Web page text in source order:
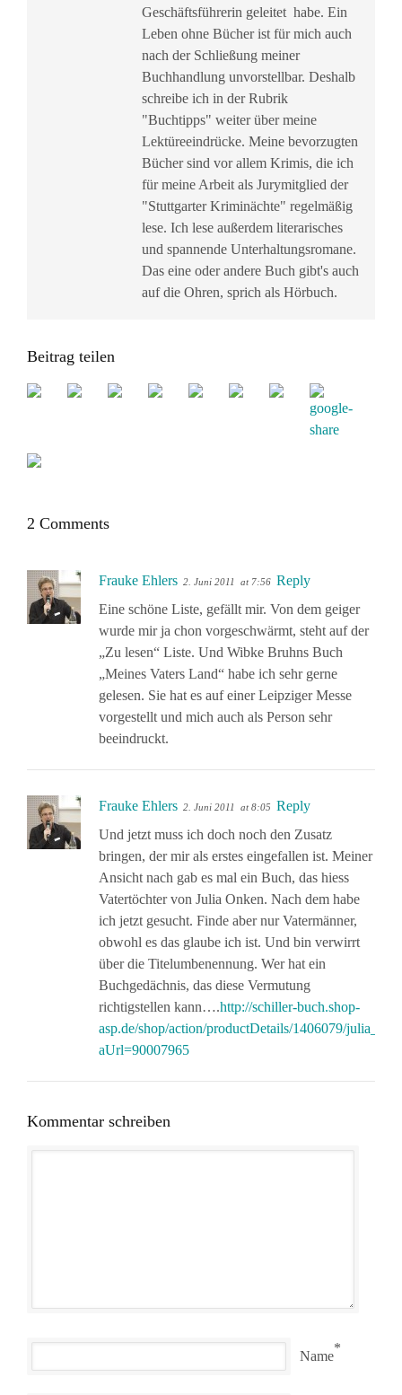
Geschäftsführerin geleitet habe. Ein
Leben ohne Bücher ist für mich auch
nach der Schließung meiner
Buchhandlung unvorstellbar. Deshalb
schreibe ich in der Rubrik
"Buchtipps" weiter über meine
Lektüreeindrücke. Meine bevorzugten
Bücher sind vor allem Krimis, die ich
für meine Arbeit als Jurymitglied der
"Stuttgarter Kriminächte" regelmäßig
lese. Ich lese außerdem literarisches
und spannende Unterhaltungsromane.
Das eine oder andere Buch gibt's auch
auf die Ohren, sprich als Hörbuch.
Beitrag teilen
2 Comments
Frauke Ehlers 2. Juni 2011 at 7:56 Reply
Eine schöne Liste, gefällt mir. Von dem geiger
wurde mir ja chon vorgeschwärmt, steht auf der
„Zu lesen“ Liste. Und Wibke Bruhns Buch
„Meines Vaters Land“ habe ich sehr gerne
gelesen. Sie hat es auf einer Leipziger Messe
vorgestellt und mich auch als Person sehr
beeindruckt.
Frauke Ehlers 2. Juni 2011 at 8:05 Reply
Und jetzt muss ich doch noch den Zusatz
bringen, der mir als erstes eingefallen ist. Meiner
Ansicht nach gab es mal ein Buch, das hiess
Vatertöchter von Julia Onken. Nach dem habe
ich jetzt gesucht. Finde aber nur Vatermänner,
obwohl es das glaube ich ist. Und bin verwirrt
über die Titelumbenennung. Wer hat ein
Buchgedächnis, das diese Vermutung
richtigstellen kann….http://schiller-buch.shop-
asp.de/shop/action/productDetails/1406079/
aUrl=90007965
Kommentar schreiben
Name
*